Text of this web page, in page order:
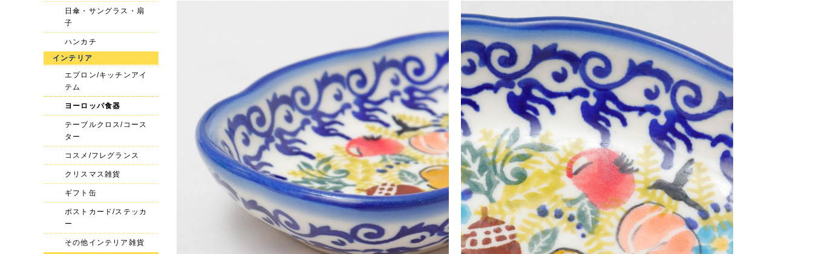
日傘・サングラス・扇
子
ハンカチ
インテリア
エプロン/キッチンアイ
テム
ヨーロッパ食器
テーブルクロス/コース
ター
コスメ/フレグランス
クリスマス雑貨
ギフト缶
ポストカード/ステッカ
ー
その他インテリア雑貨